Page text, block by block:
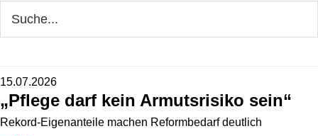
Seitenspalte
durchsuchen
15.07.2026
„Pflege darf kein Armutsrisiko sein“
Rekord-Eigenanteile machen Reformbedarf deutlich